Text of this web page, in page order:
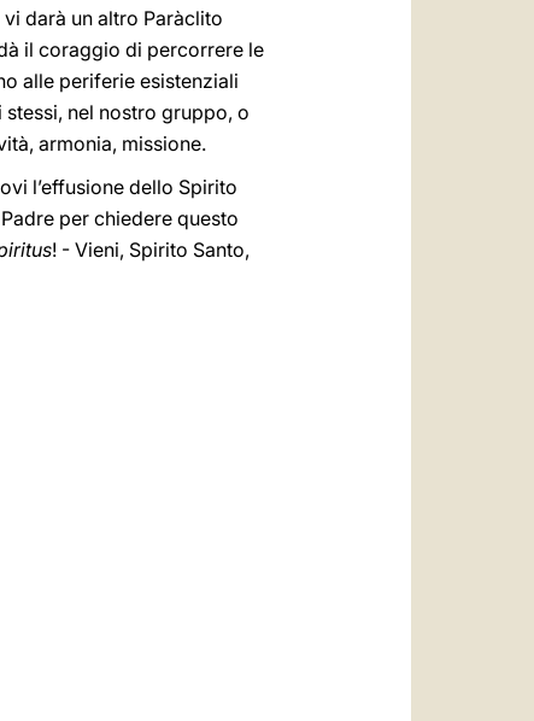
darà un altro Paràclito
il coraggio di percorrere le
alle periferie esistenziali
nel nostro gruppo, o
armonia, missione.
l’effusione dello Spirito
per chiedere questo
! - Vieni, Spirito Santo,